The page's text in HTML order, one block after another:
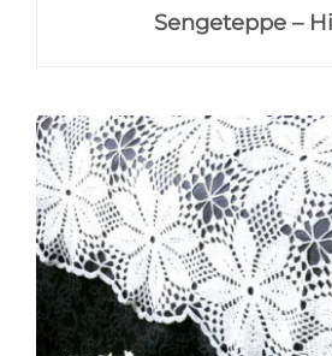
Sengeteppe – Hi